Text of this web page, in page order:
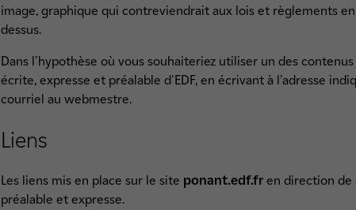
image, graphique qui contreviendrait aux lois et règlements
dessus.
Dans l'hypothèse où vous souhaiteriez utiliser un des
écrite, expresse et préalable d'EDF, en écrivant à l'adresse
courriel au webmestre.
Liens
Les liens mis en place sur le site ponant.edf.fren direction de
préalable et expresse.